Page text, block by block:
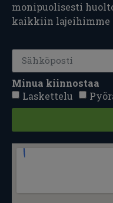
monipuolisesti
kaikkiin
Minua kiinnostaa
Laskettelu